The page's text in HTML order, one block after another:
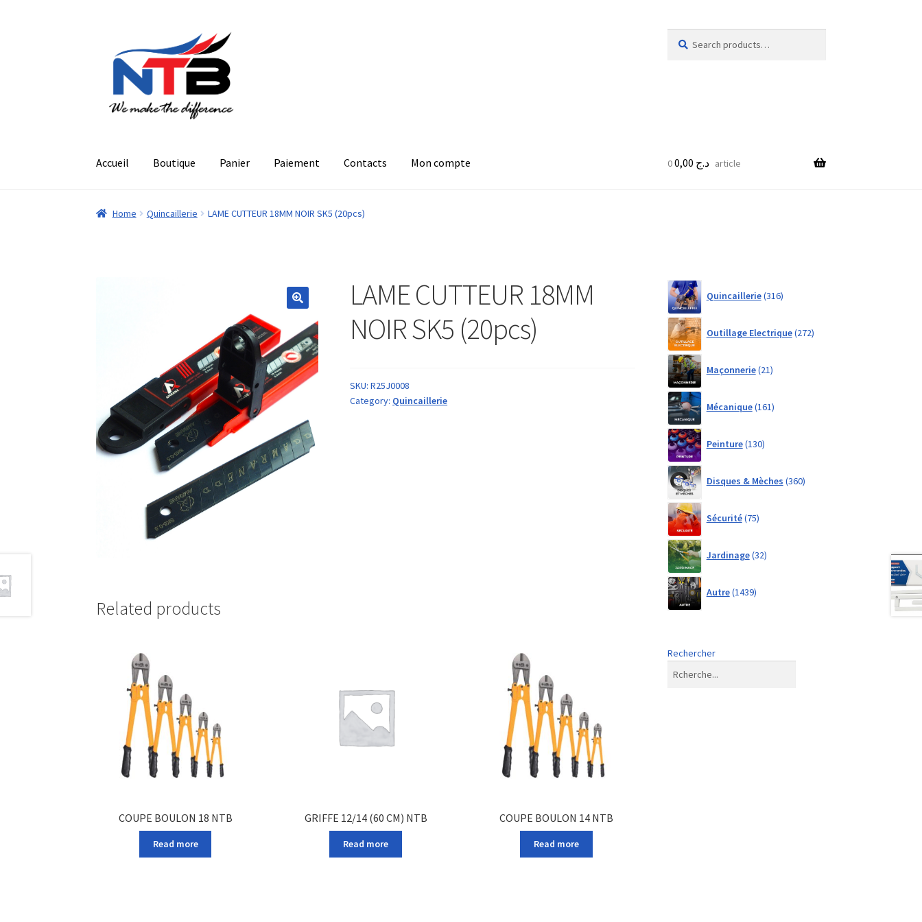
navigation
contenu
for:
Accueil Boutique Panier Paiement Contacts Mon compte د.ج 0 article
Home Quincaillerie LAME CUTTEUR 18MM NOIR SK5 (20pcs)
LAME CUTTEUR 18MM
NOIR SK5 (20pcs)
SKU:R25J0008
Category: Quincaillerie
Related products
COUPE BOULON 18 NTB
Read more
GRIFFE 12/14 (60 CM) NTB
Read more
COUPE BOULON 14 NTB
Read more
Quincaillerie 316products
Outillage Electrique 272products
Maçonnerie 21products
Mécanique 161products
Peinture 130products
Disques & Mèches 360products
Sécurité 75products
Jardinage 32products
Autre 1439products
Rechercher